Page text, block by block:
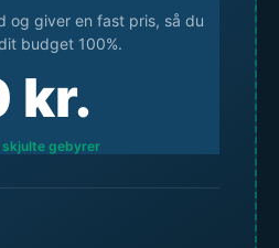
og giver en fast pris, så du
budget 100%.
kr.
skjulte gebyrer